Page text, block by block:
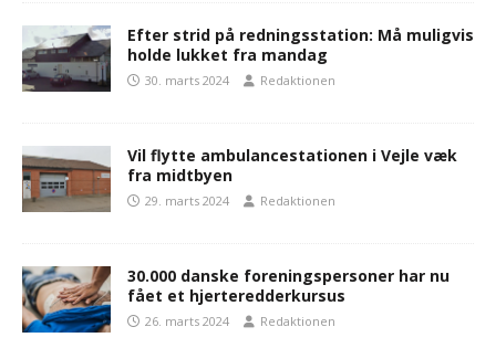
Efter strid på redningsstation: Må muligvis
holde lukket fra mandag
30. marts 2024 Redaktionen
Vil flytte ambulancestationen i Vejle væk
fra midtbyen
29. marts 2024 Redaktionen
30.000 danske foreningspersoner har nu
fået et hjerteredderkursus
26. marts 2024 Redaktionen